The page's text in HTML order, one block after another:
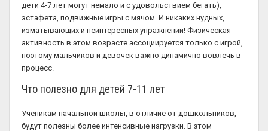
дети 4-7 лет могут немало и с удовольствием бегать),
эстафета, подвижные игры с мячом. И никаких нудных,
изматывающих и неинтересных упражнений! Физическая
активность в этом возрасте ассоциируется только с игрой,
поэтому мальчиков и девочек важно динамично вовлечь в
процесс.
Что полезно для детей 7-11 лет
Ученикам начальной школы, в отличие от дошкольников,
будут полезны более интенсивные нагрузки. В этом